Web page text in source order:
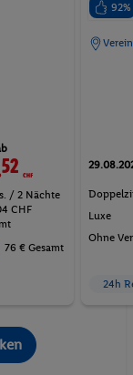
52 CHF
/ 2 Nächte
CHF
76 € Gesamt
92%
Luxe
Ohne
24h